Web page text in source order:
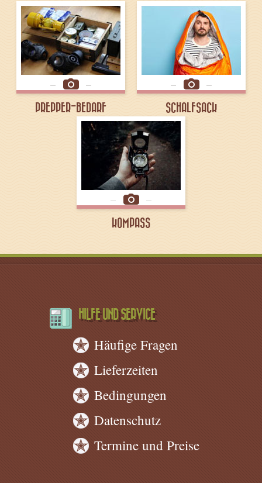
PREPPER-BEDARF SCHALFSACK
KOMPASS
HILFE UND SERVICE
Häufige Fragen
Lieferzeiten
Bedingungen
Datenschutz
Termine und Preise